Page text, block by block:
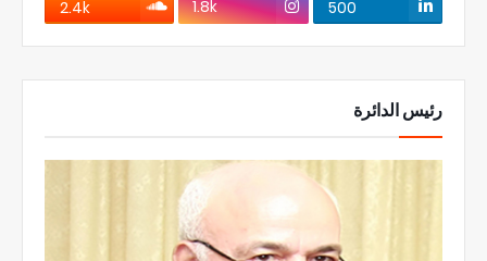
500
1.8k
2.4k
رئيس الدائرة